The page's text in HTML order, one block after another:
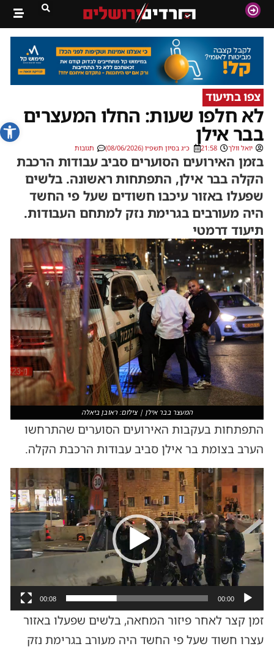
פתח
צפו בתיעוד
לא חלפו שעות: החלו המעצרים
בבר אילן
יואל וולך 21:58 כ״ג בסיון תשפ״ו (08/06/2026) תגובות
בזמן האירועים הסוערים סביב עבודות הרכבת
הקלה בבר אילן, התפתחות ראשונה. בלשים
שפעלו באזור עיכבו חשודים שעל פי החשד
היה מעורבים בגרימת נזק למתחם העבודות.
תיעוד דרמטי
המעצר בבר אילן | צילום: ראובן ביאלה
התפתחות בעקבות האירועים הסוערים שהתרחשו
הערב בצומת בר אילן סביב עבודות הרכבת הקלה.
נגן
וידאו
00:00
00:08
זמן קצר לאחר פיזור המחאה, בלשים שפעלו באזור
עצרו חשוד שעל פי החשד היה מעורב בגרימת נזק